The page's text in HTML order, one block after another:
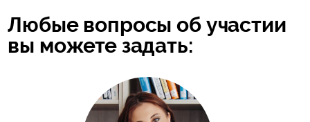
Любые вопросы об участии
вы можете задать: